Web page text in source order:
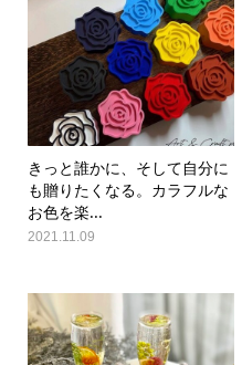
きっと誰かに、そして自分に
も贈りたくなる。カラフルな
お色を楽...
2021.11.09